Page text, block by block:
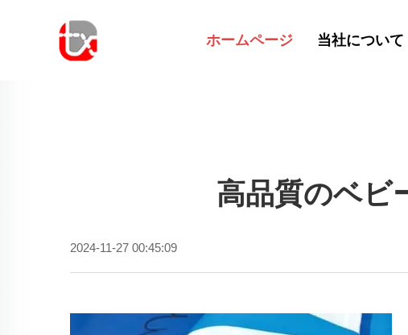
ホームページ 当社について
高品質のベビ
2024-11-27 00:45:09